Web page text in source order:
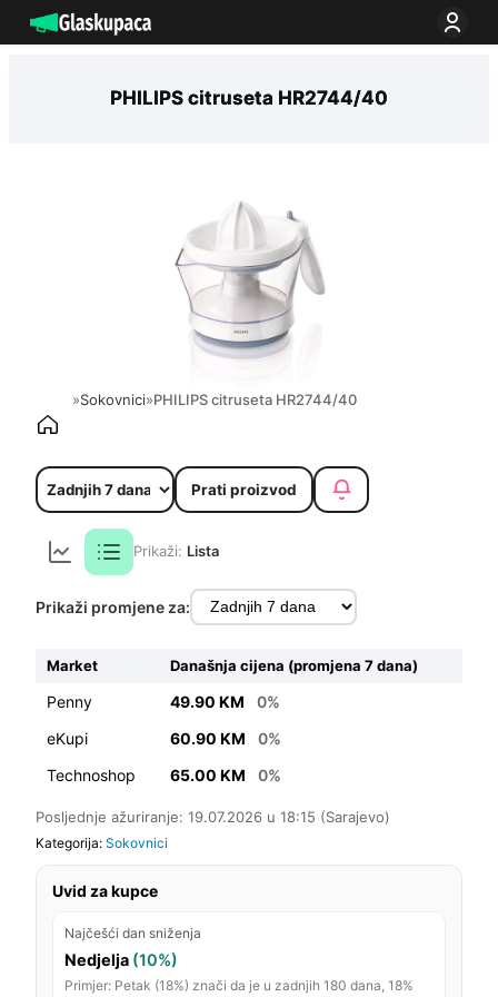
na
PHILIPS citruseta HR2744/40
»Sokovnici»PHILIPS citruseta HR2744/40
Prati proizvod
Prikaži: Lista
Prikaži promjene za:
Market Današnja cijena (promjena 7 dana)
Penny 49.90 KM
0%
eKupi
60.90 KM
0%
Technoshop
65.00 KM 0%
Posljednje ažuriranje: 19.07.2026 u 18:15 (Sarajevo)
Kategorija: Sokovnici
Uvid za kupce
Najčešći dan sniženja
Nedjelja (10%)
Primjer: Petak (18%) znači da je u zadnjih 180 dana, 18%